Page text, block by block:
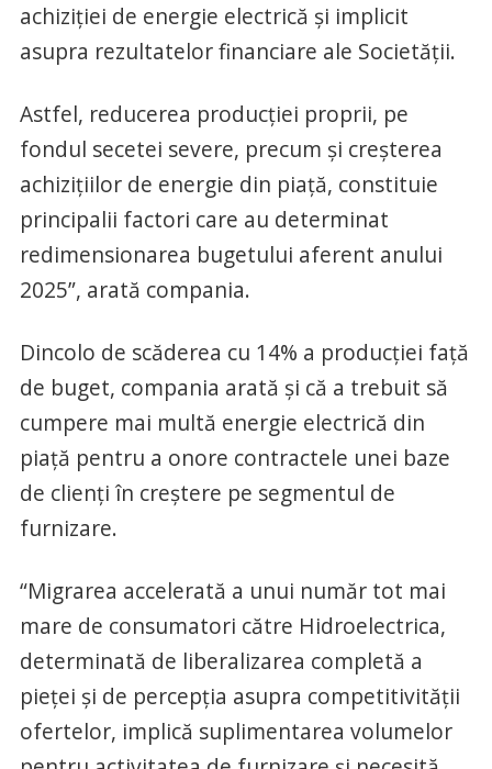
achiziției de energie electrică și implicit
asupra rezultatelor financiare ale Societății.
Astfel, reducerea producției proprii, pe
fondul secetei severe, precum și creșterea
achizițiilor de energie din piață, constituie
principalii factori care au determinat
redimensionarea bugetului aferent anului
2025”, arată compania.
Dincolo de scăderea cu 14% a producției față
de buget, compania arată și că a trebuit să
cumpere mai multă energie electrică din
piață pentru a onore contractele unei baze
de clienți în creștere pe segmentul de
furnizare.
“Migrarea accelerată a unui număr tot mai
mare de consumatori către Hidroelectrica,
determinată de liberalizarea completă a
pieței și de percepția asupra competitivității
ofertelor, implică suplimentarea volumelor